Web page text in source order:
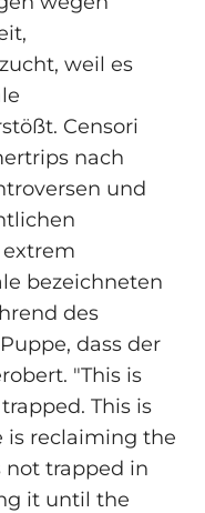
weil es
Censori
nach
und
bezeichneten
des
dass der
"This is
This is
is reclaiming the
not trapped in
it until the